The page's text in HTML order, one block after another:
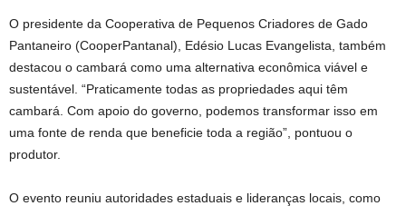
O presidente da Cooperativa de Pequenos Criadores de Gado
Pantaneiro (CooperPantanal), Edésio Lucas Evangelista, também
destacou o cambará como uma alternativa econômica viável e
sustentável. “Praticamente todas as propriedades aqui têm
cambará. Com apoio do governo, podemos transformar isso em
uma fonte de renda que beneficie toda a região”, pontuou o
produtor.
O evento reuniu autoridades estaduais e lideranças locais, como